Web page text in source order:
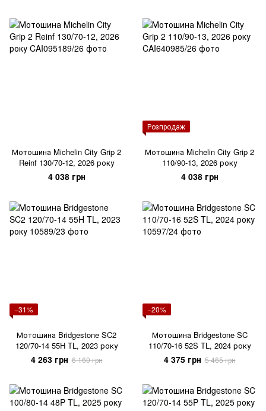
Мотошина Michelin City Grip 2
Reinf 130/70-12, 2026 року
4 038 грн
Розпродаж
Мотошина Michelin City Grip 2
110/90-13, 2026 року
4 038 грн
−31%
Мотошина Bridgestone SC2
120/70-14 55H TL, 2023 року
4 263 грн 6 160 грн
−20%
Мотошина Bridgestone SC
110/70-16 52S TL, 2024 року
4 375 грн 5 465 грн